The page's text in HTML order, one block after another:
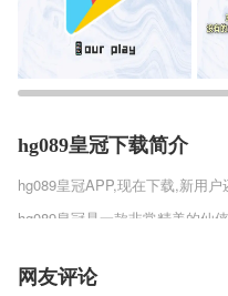
hg089皇冠下载简介
hg089皇冠APP,现在下载,新用户
hg089皇冠是一款非常精美的仙
无限真充卡，直接获得满级vip
装使你轻松提升战力，自由的闯
妙，丰厚的活动奖励每天都会出现
网友评论